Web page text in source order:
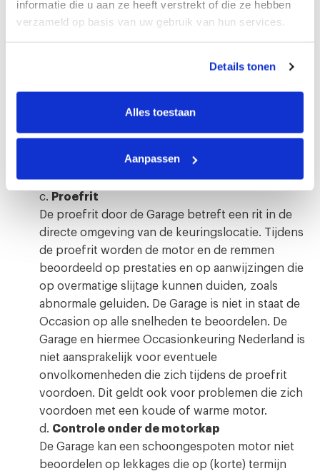
informatie die u aan ze heeft verstrekt of die ze hebben
verzameld op basis van uw gebruik van hun services.
Details tonen
Alles toestaan
Aanpassen
a.Identificatie van het voertuig
ermee in dat de Garage zich slechts in algemene
zin kan en zal uitlaten over de kilometerstand van
de Occasion en geen controlerend onderzoek
hierover zodoende geen enkele garantie in welke
zin dan ook.
c. Proefrit
De proefrit door de Garage betreft een rit in de
directe omgeving van de keuringslocatie. Tijdens
de proefrit worden de motor en de remmen
beoordeeld op prestaties en op aanwijzingen die
op overmatige slijtage kunnen duiden, zoals
abnormale geluiden. De Garage is niet in staat de
Occasion op alle snelheden te beoordelen. De
Garage en hiermee Occasionkeuring Nederland is
niet aansprakelijk voor eventuele
onvolkomenheden die zich tijdens de proefrit
voordoen. Dit geldt ook voor problemen die zich
voordoen met een koude of warme motor.
d. Controle onder de motorkap
De Garage kan een schoongespoten motor niet
beoordelen op lekkages die op (korte) termijn